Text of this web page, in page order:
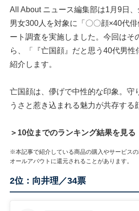
All About ニュース編集部は1月9日
男女300人を対象に「〇〇顔×40代
ート調査を実施しました。今回はそ
ら、「『亡国顔』だと思う40代男性
紹介します。
亡国顔は、儚げで中性的な印象。守
うさと惹き込まれる魅力が共存する
＞10位までのランキング結果を見る
※本記事で紹介している商品の購入やサービス
オールアバウトに還元されることがあります。
2位：向井理／34票